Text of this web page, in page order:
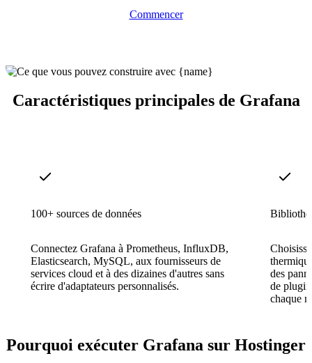
Commencer
Caractéristiques principales de Grafana
100+ sources de données
Connectez Grafana à Prometheus, InfluxDB,
Elasticsearch, MySQL, aux fournisseurs de
services cloud et à des dizaines d'autres sans
écrire d'adaptateurs personnalisés.
des
de
chaque
Pourquoi exécuter Grafana sur Hostinger